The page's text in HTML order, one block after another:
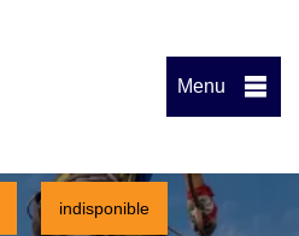
Menu
indisponible